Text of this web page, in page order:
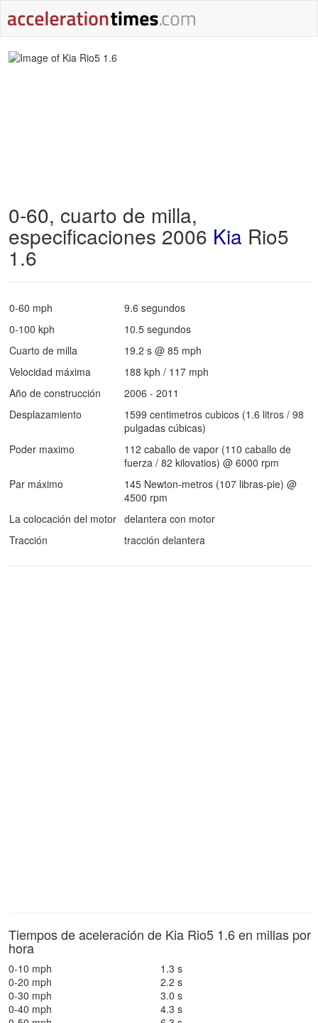
0-60, cuarto de milla,
especificaciones 2006 Kia Rio5
1.6
0-60 mph
9.6 segundos
0-100 kph
10.5 segundos
Cuarto de milla
19.2 s @ 85 mph
Velocidad máxima
188 kph / 117 mph
Año de construcción
2006 - 2011
Desplazamiento
1599 centimetros cubicos (1.6 litros / 98
pulgadas cúbicas)
Poder maximo
112 caballo de vapor (110 caballo de
fuerza / 82 kilovatios) @ 6000 rpm
Par máximo
145 Newton-metros (107 libras-pie) @
4500 rpm
La colocación del motor delantera con motor
Tracción
tracción delantera
Tiempos de aceleración de Kia Rio5 1.6 en millas por
hora
0-10 mph
1.3 s
0-20 mph
2.2 s
0-30 mph
3.0 s
0-40 mph
4.3 s